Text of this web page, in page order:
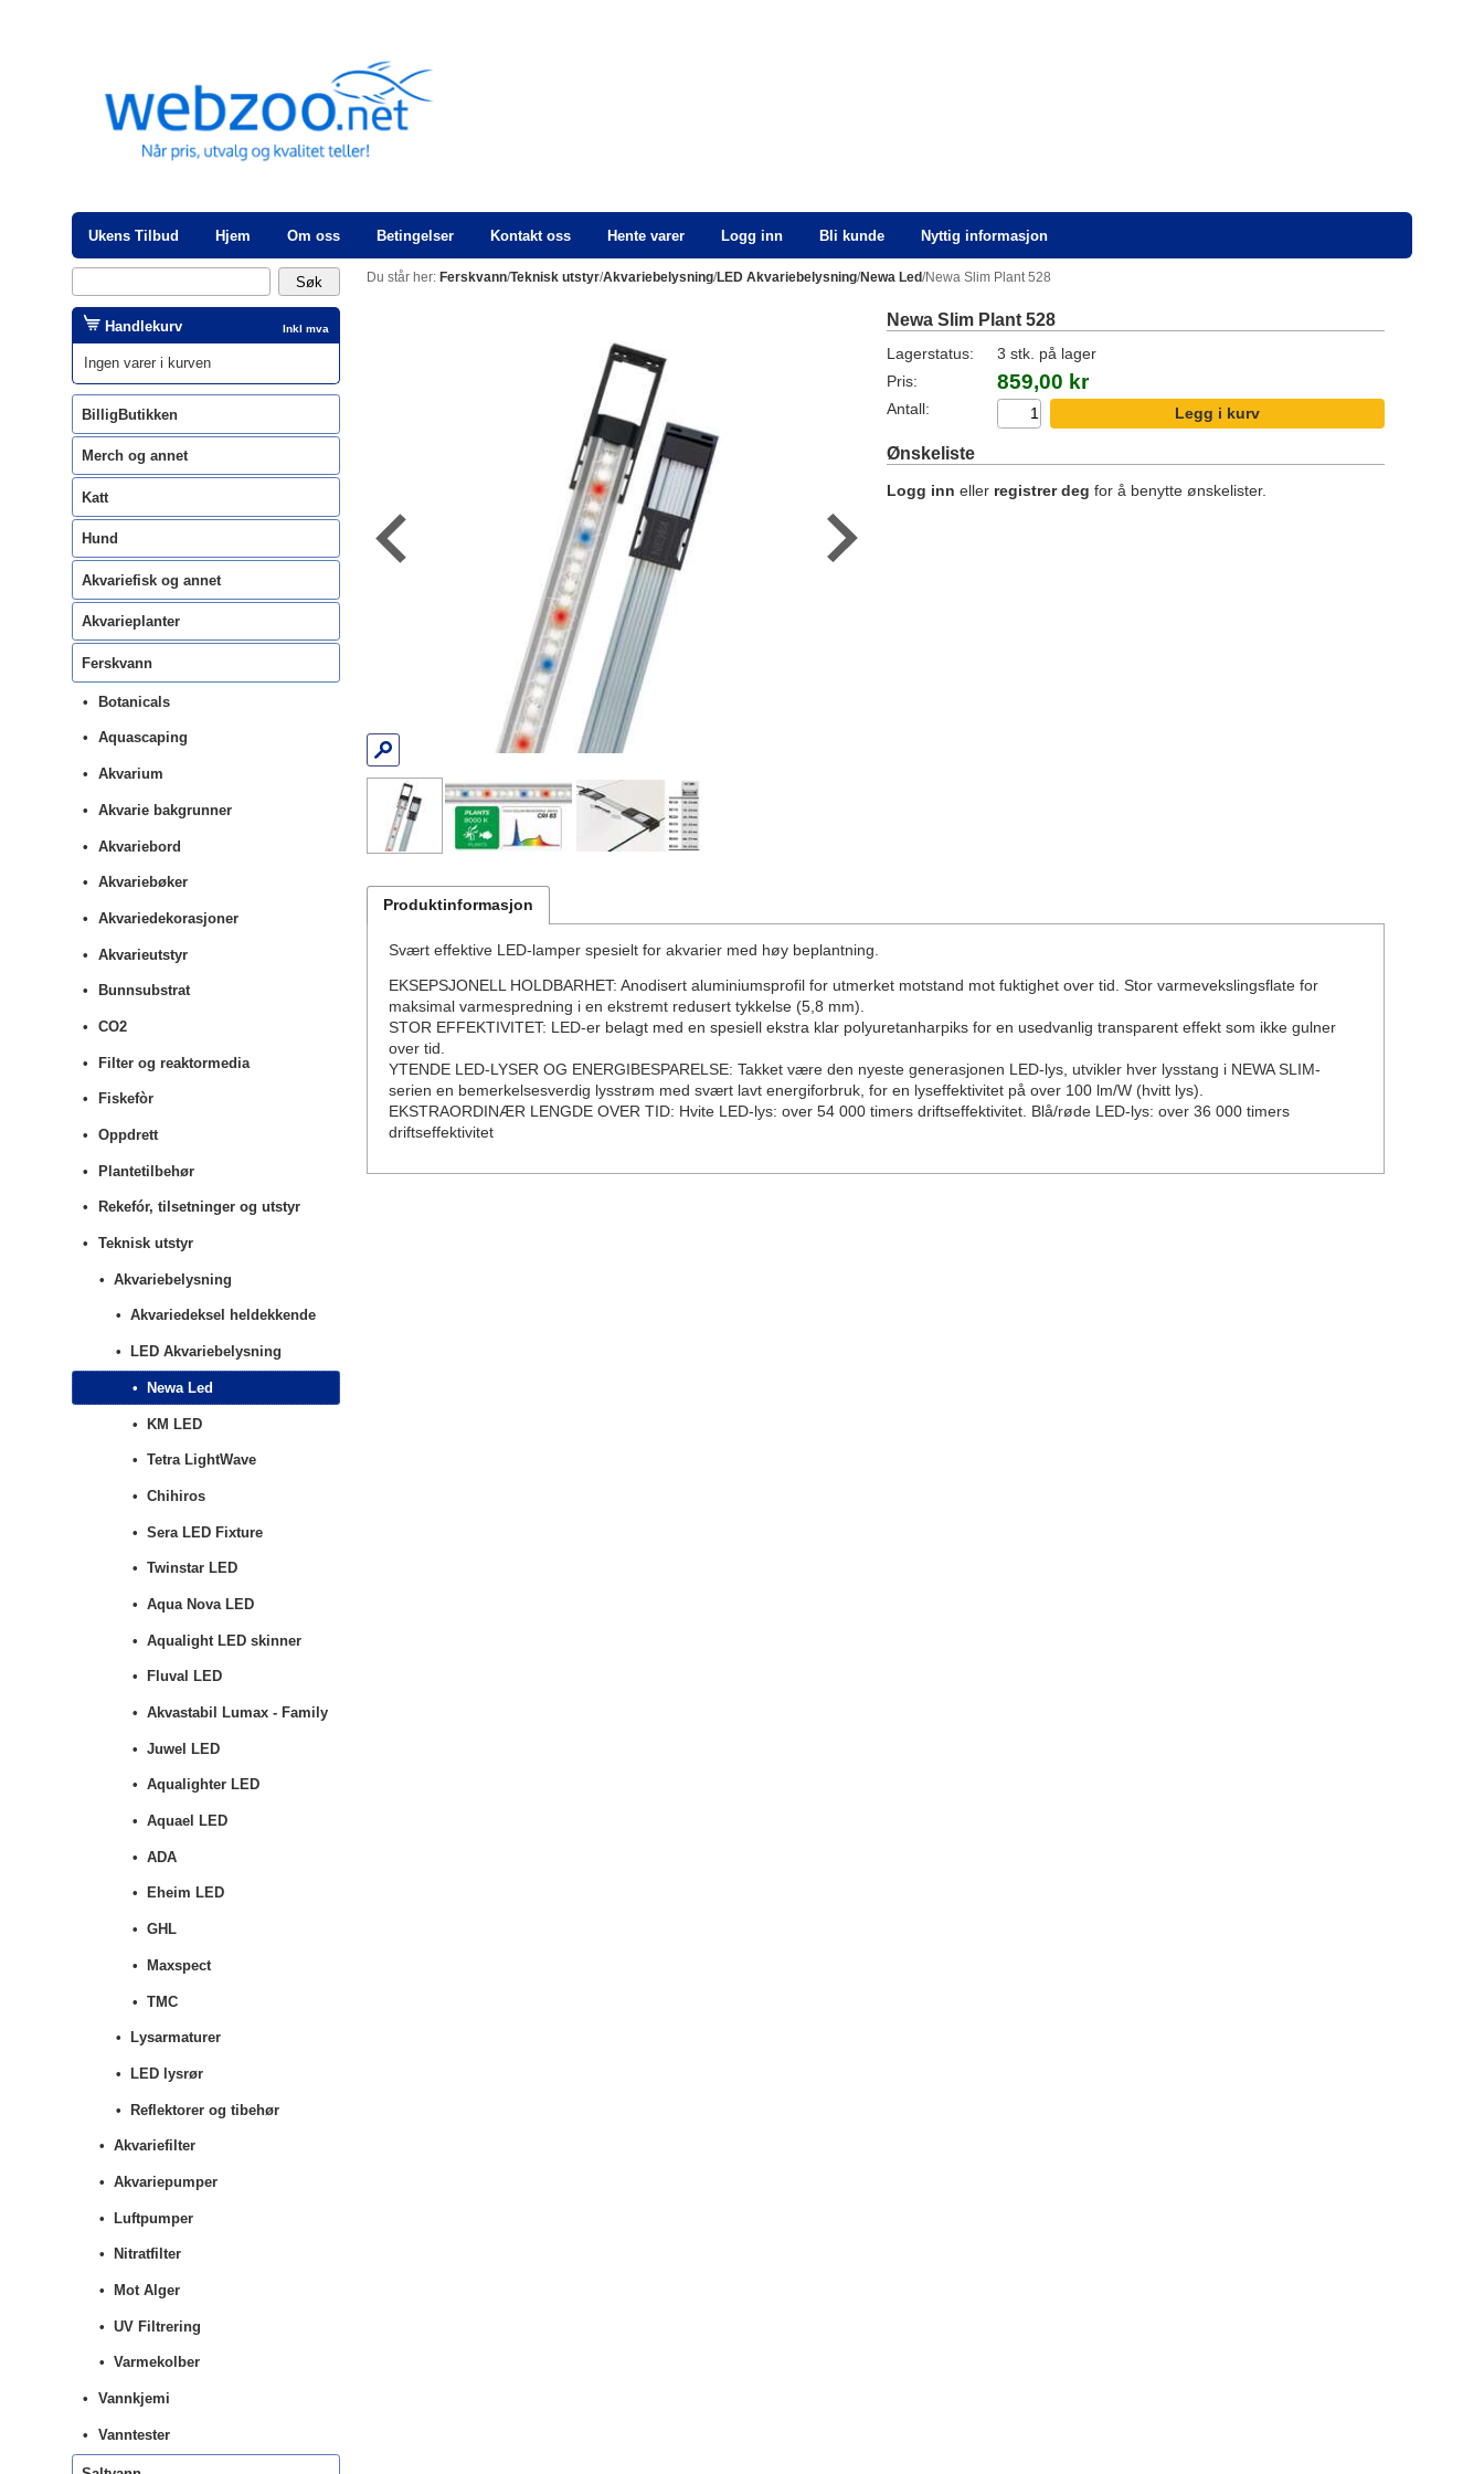
Ukens Tilbud Hjem Om oss Betingelser Kontakt oss Hente varer Logg inn Bli kunde Nyttig informasjon
Du står her: Ferskvann/Teknisk utstyr/Akvariebelysning/LED Akvariebelysning/Newa Led/Newa Slim Plant 528
Newa Slim Plant 528
Lagerstatus:
3 stk. på lager
Pris:
859,00 kr
Antall:
Ønskeliste
Logg inn eller registrer deg for å benytte ønskelister.
Produktinformasjon
Svært effektive LED-lamper spesielt for akvarier med høy beplantning.
EKSEPSJONELL HOLDBARHET: Anodisert aluminiumsprofil for utmerket motstand mot fuktighet over tid. Stor varmevekslingsflate for
maksimal varmespredning i en ekstremt redusert tykkelse (5,8 mm).
STOR EFFEKTIVITET: LED-er belagt med en spesiell ekstra klar polyuretanharpiks for en usedvanlig transparent effekt som ikke gulner
over tid.
YTENDE LED-LYSER OG ENERGIBESPARELSE: Takket være den nyeste generasjonen LED-lys, utvikler hver lysstang i NEWA SLIM-
serien en bemerkelsesverdig lysstrøm med svært lavt energiforbruk, for en lyseffektivitet på over 100 lm/W (hvitt lys).
EKSTRAORDINÆR LENGDE OVER TID: Hvite LED-lys: over 54 000 timers driftseffektivitet. Blå/røde LED-lys: over 36 000 timers
driftseffektivitet
Inkl mva
Handlekurv
Ingen varer i kurven
BilligButikken
Merch og annet
Katt
Hund
Akvariefisk og annet
Akvarieplanter
Ferskvann
Botanicals
Aquascaping
Akvarium
Akvarie bakgrunner
Akvariebord
Akvariebøker
Akvariedekorasjoner
Akvarieutstyr
Bunnsubstrat
CO2
Filter og reaktormedia
Fiskefòr
Oppdrett
Plantetilbehør
Rekefór, tilsetninger og utstyr
Teknisk utstyr
Akvariebelysning
Akvariedeksel heldekkende
LED Akvariebelysning
Newa Led
KM LED
Tetra LightWave
Chihiros
Sera LED Fixture
Twinstar LED
Aqua Nova LED
Aqualight LED skinner
Fluval LED
Akvastabil Lumax - Family
Juwel LED
Aqualighter LED
Aquael LED
ADA
Eheim LED
GHL
Maxspect
TMC
Lysarmaturer
LED lysrør
Reflektorer og tibehør
Akvariefilter
Akvariepumper
Luftpumper
Nitratfilter
Mot Alger
UV Filtrering
Varmekolber
Vannkjemi
Vanntester